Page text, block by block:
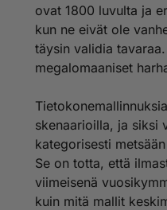
vaihteesta asti. Siihen
huomiota jo viime
CO2 huumassa
perille.
ovat 1800 luvulta ja
kun ne eivät ole
täysin validia
megalomaaniset
skenaarioilla, ja siksi
kategorisesti
Se on totta, että
viimeisenä
kuin mitä mallit